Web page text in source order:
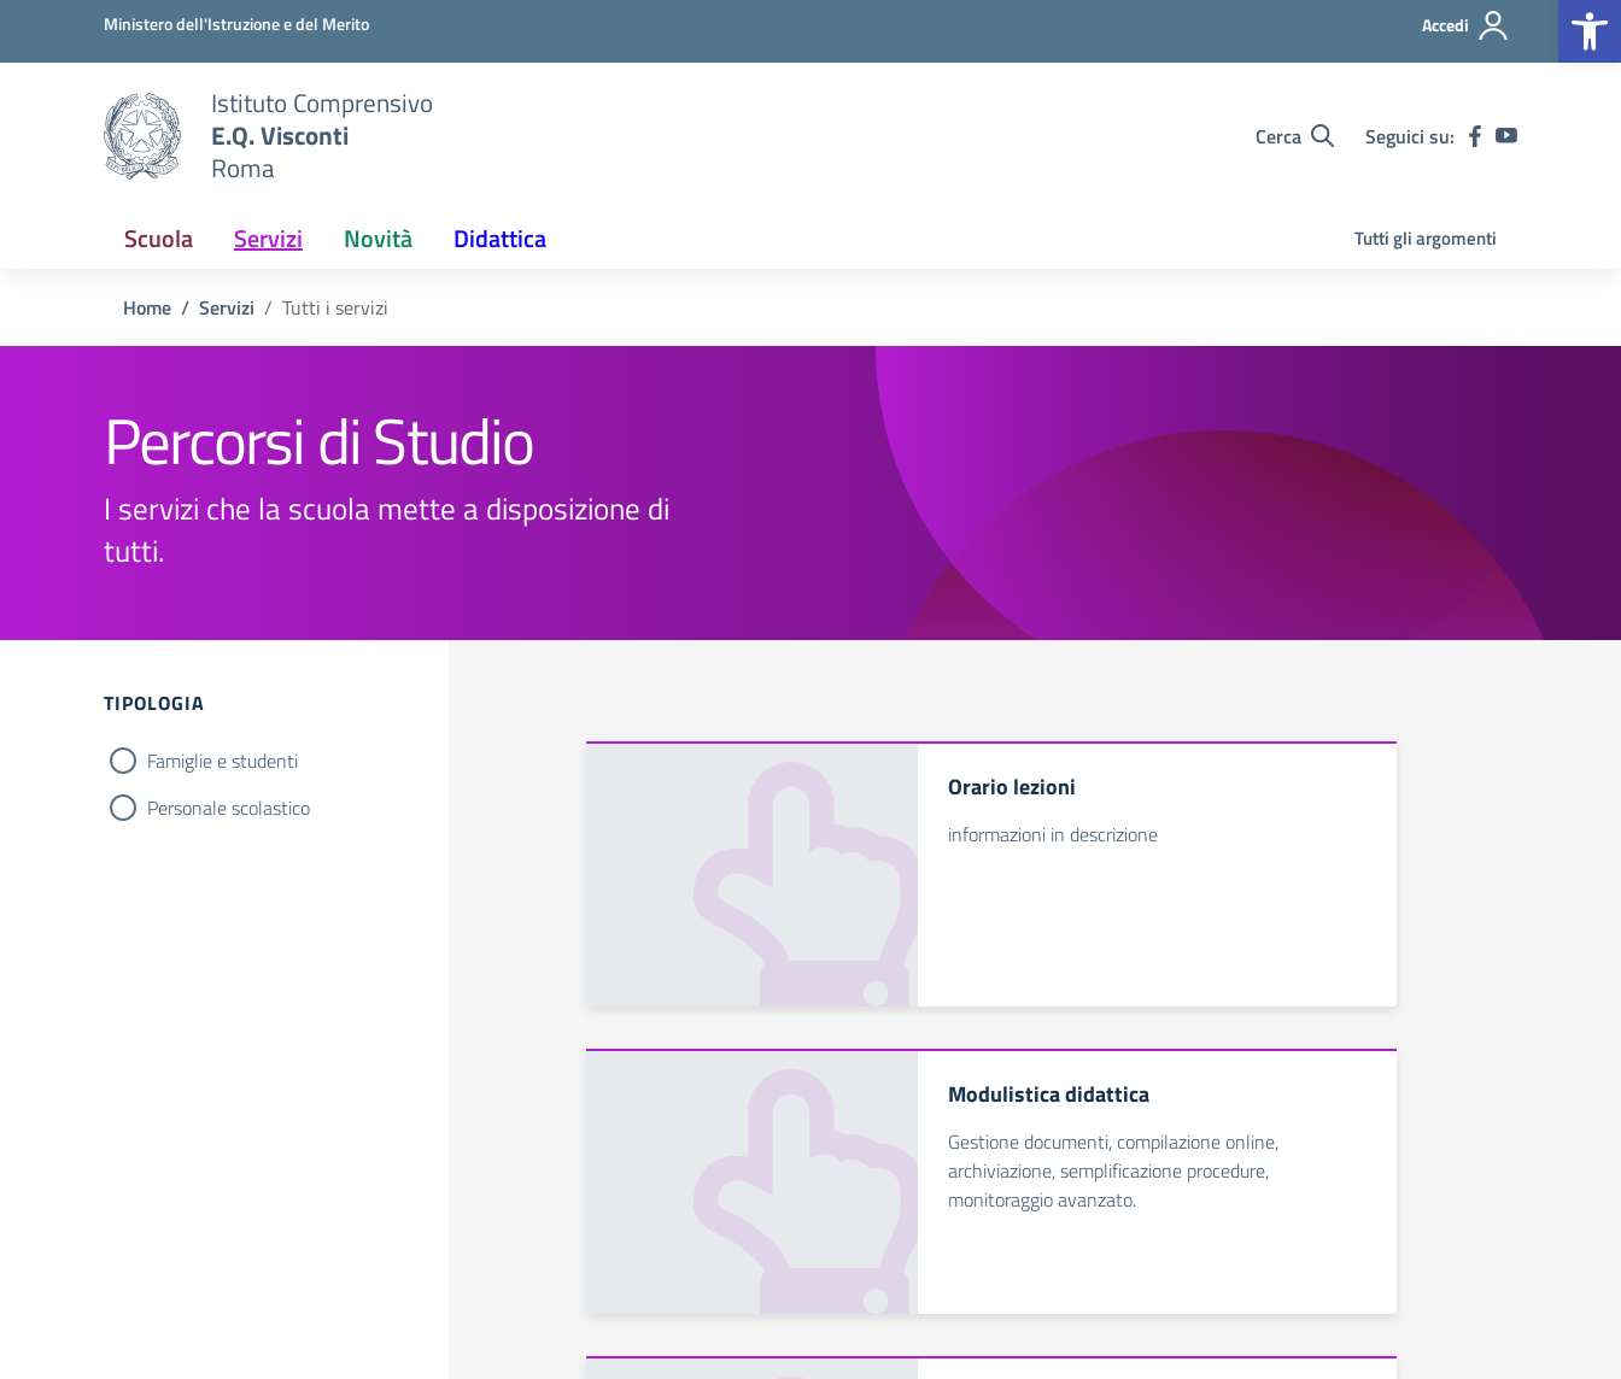
Vai ai contenuti
Vai al menu di navigazioneMinistero dell'Istruzione e del Merito Accedi
Istituto Comprensivo
E.Q. Visconti
Roma
Cerca Seguici su:
Scuola Servizi Novità Didattica Tutti gli argomenti
Home Servizi Tutti i servizi
Percorsi di Studio
I servizi che la scuola mette a disposizione di
tutti.
TIPOLOGIA
Famiglie e studenti
Personale scolastico
Orario lezioni
informazioni in descrizione
Modulistica didattica
Gestione documenti, compilazione online,
archiviazione, semplificazione procedure,
monitoraggio avanzato.